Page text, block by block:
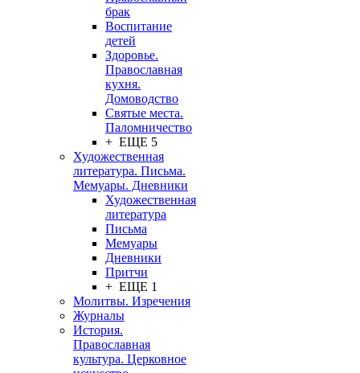
брак
Воспитание
детей
Здоровье.
Православная
кухня.
Домоводство
Святые места.
Паломничество
+ ЕЩЕ 5
Художественная
литература. Письма.
Мемуары. Дневники
Художественная
литература
Письма
Мемуары
Дневники
Притчи
+ ЕЩЕ 1
Молитвы. Изречения
Журналы
История.
Православная
культура. Церковное